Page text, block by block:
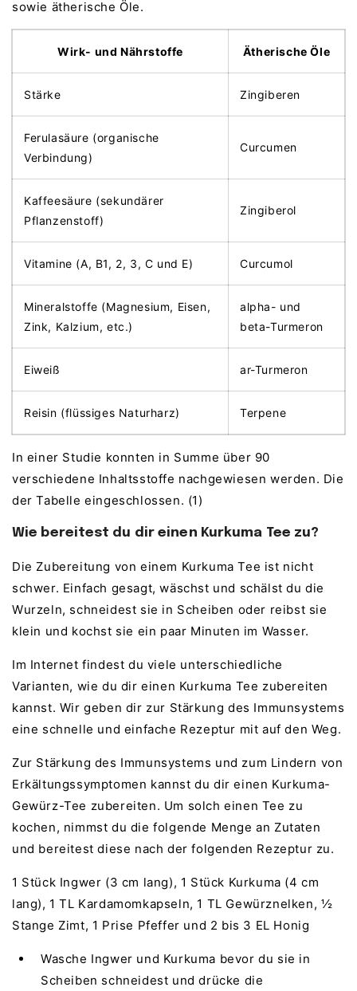
sowie ätherische Öle.
Wirk- und Nährstoffe Ätherische Öle
Stärke Zingiberen
Ferulasäure (organische
Verbindung)
Curcumen
Kaffeesäure (sekundärer
Pflanzenstoff)
Zingiberol
Vitamine (A, B1, 2, 3, C und E) Curcumol
Mineralstoffe (Magnesium, Eisen,
Zink, Kalzium, etc.)
alpha- und
beta-Turmeron
Eiweiß ar-Turmeron
Reisin (flüssiges Naturharz) Terpene
In einer Studie konnten in Summe über 90
verschiedene Inhaltsstoffe nachgewiesen werden. Die
der Tabelle eingeschlossen. (1)
Wie bereitest du dir einen Kurkuma Tee zu?
Die Zubereitung von einem Kurkuma Tee ist nicht
schwer. Einfach gesagt, wäschst und schälst du die
Wurzeln, schneidest sie in Scheiben oder reibst sie
klein und kochst sie ein paar Minuten im Wasser.
Im Internet findest du viele unterschiedliche
Varianten, wie du dir einen Kurkuma Tee zubereiten
kannst. Wir geben dir zur Stärkung des Immunsystems
eine schnelle und einfache Rezeptur mit auf den Weg.
Zur Stärkung des Immunsystems und zum Lindern von
Erkältungssymptomen kannst du dir einen Kurkuma-
Gewürz-Tee zubereiten. Um solch einen Tee zu
kochen, nimmst du die folgende Menge an Zutaten
und bereitest diese nach der folgenden Rezeptur zu.
1 Stück Ingwer (3 cm lang), 1 Stück Kurkuma (4 cm
lang), 1 TL Kardamomkapseln, 1 TL Gewürznelken, ½
Stange Zimt, 1 Prise Pfeffer und 2 bis 3 EL Honig
Wasche Ingwer und Kurkuma bevor du sie in
Scheiben schneidest und drücke die